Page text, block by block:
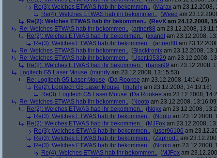
Re(3): Welches ETWAS hab ihr bekommen.. (Marax am 23.12.2008,
Re(4): Welches ETWAS hab ihr bekommen.. (Weed am
Re(2): Welches ETWAS hab ihr bekommen.. (RevX am 24.12.2008,
Re: Welches ETWAS hab ihr bekommen.. (artner88 am 23.12.2008,
Re(2): Welches ETWAS hab ihr bekommen.. (xxandl am 23.12.2008,
Re(3): Welches ETWAS hab ihr bekommen.. (artner88 am
Re: Welches ETWAS hab ihr bekommen.. (Blacktronix am 23.12.2008,
Re: Welches ETWAS hab ihr bekommen.. (User195329 am 23.12.2008,
Re(2): Welches ETWAS hab ihr bekommen.. (hansi99 am 23.12.2008,
Logitech G5 Laser Mouse (muhrly am 23.12.2008, 13:15:53)
Re: Logitech G5 Laser Mouse (Da Rookee am 23.12.2008, 14:14:15)
Re(2): Logitech G5 Laser Mouse (muhrly am 23.12.2008, 14:19:16)
Re(3): Logitech G5 Laser Mouse (Da Rookee am 23.12.2008,
Re: Welches ETWAS hab ihr bekommen.. (Nooto am 23.12.2008,
Re(2): Welches ETWAS hab ihr bekommen.. (Noyx am 23.12.2008,
Re(3): Welches ETWAS hab ihr bekommen.. (Nooto am 23.12.2008,
Re(2): Welches ETWAS hab ihr bekommen.. (MJFox am 23.12.2008,
Re(3): Welches ETWAS hab ihr bekommen.. (user96106 am
Re(3): Welches ETWAS hab ihr bekommen.. (Zaphod1 am
Re(3): Welches ETWAS hab ihr bekommen.. (Nooto am 23.12.2008,
Re(4): Welches ETWAS hab ihr bekommen.. (MJFox am